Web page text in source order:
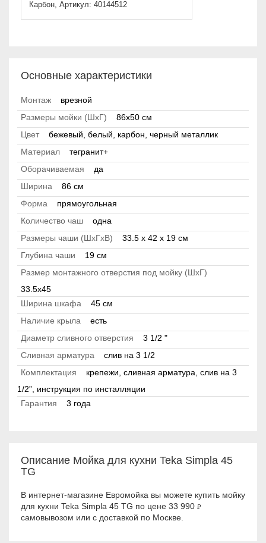
Карбон, Артикул: 40144512
Основные характеристики
Монтаж
врезной
Размеры мойки (ШхГ)
86х50 см
Цвет
бежевый, белый, карбон, черный металлик
Материал
тегранит+
Оборачиваемая
да
Ширина
86 см
Форма
прямоугольная
Количество чаш
одна
Размеры чаши (ШхГхВ)
33.5 х 42 x 19 см
Глубина чаши
19 см
Размер монтажного отверстия под мойку (ШхГ)
33.5х45
Ширина шкафа
45 см
Наличие крыла
есть
Диаметр сливного отверстия
3 1/2 "
Сливная арматура
слив на 3 1/2
Комплектация
крепежи, сливная арматура, слив на 3
1/2”, инструкция по инсталляции
Гарантия
3 года
Описание Мойка для кухни Teka Simpla 45
TG
В интернет-магазине Евромойка вы можете купить мойку
для кухни Teka Simpla 45 TG по цене 33 990 ₽
самовывозом или с доставкой по Москве.